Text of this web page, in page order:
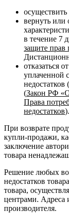
осуществить
вернуть
в течение 7
защите прав
отказаться
уплаченной
недостатков
(Закон РФ «О
Права
недостатков).
При возврате
купли-продажи,
заключение
товара
Решение любых
недостатков
товара,
центрами. Адреса
производителя.